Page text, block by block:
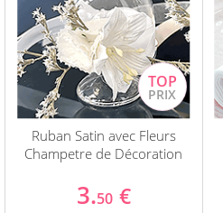
Ruban Satin avec Fleurs
Champetre de Décoration
3.50 €